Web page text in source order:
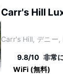
Carr's Hill
Carr's Hill, デニー,
9.8/10 非常
WiFi (無料)